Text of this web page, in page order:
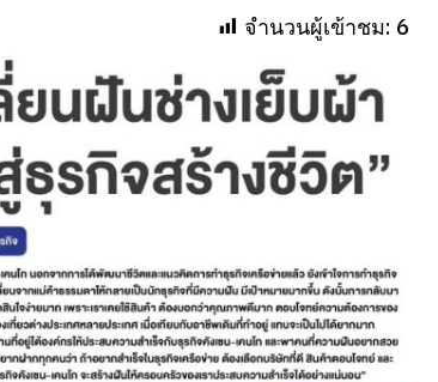
จำนวนผู้เข้าชม: 6